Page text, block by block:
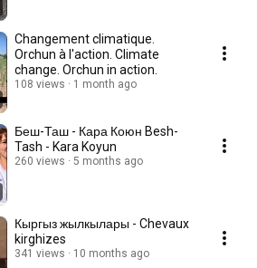
Changement climatique.
Orchun à l'action. Climate
change. Orchun in action.
108 views 1 month ago
Беш-Таш - Кара Коюн Besh-
Tash - Kara Koyun
260 views 5 months ago
Кыргыз жылкылары - Chevaux
kirghizes
341 views 10 months ago